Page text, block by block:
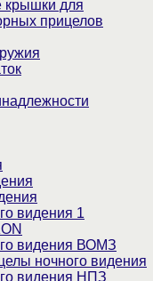
для
прицелов
видения 1
видения ВОМЗ
ночного видения
видения НПЗ